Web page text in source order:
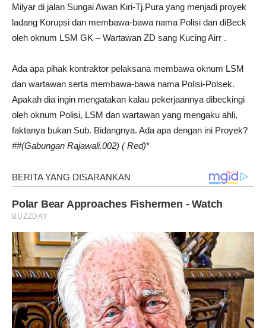
Milyar di jalan Sungai Awan Kiri-Tj.Pura yang menjadi proyek
ladang Korupsi dan membawa-bawa nama Polisi dan diBeck
oleh oknum LSM GK – Wartawan ZD sang Kucing Airr .
Ada apa pihak kontraktor pelaksana membawa oknum LSM
dan wartawan serta membawa-bawa nama Polisi-Polsek.
Apakah dia ingin mengatakan kalau pekerjaannya dibeckingi
oleh oknum Polisi, LSM dan wartawan yang mengaku ahli,
faktanya bukan Sub. Bidangnya. Ada apa dengan ini Proyek?
##(Gabungan Rajawali.002) ( Red)*